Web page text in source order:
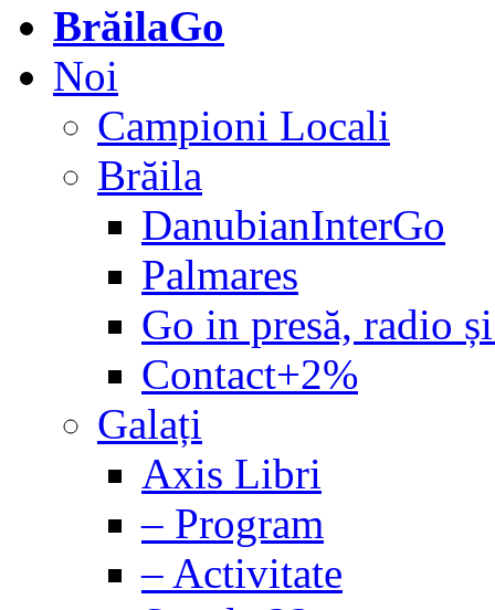
BrăilaGo
Noi
Campioni Locali
Brăila
DanubianInterGo
Palmares
Go in presă, radio
Contact+2%
Galați
Axis Libri
– Program
– Activitate